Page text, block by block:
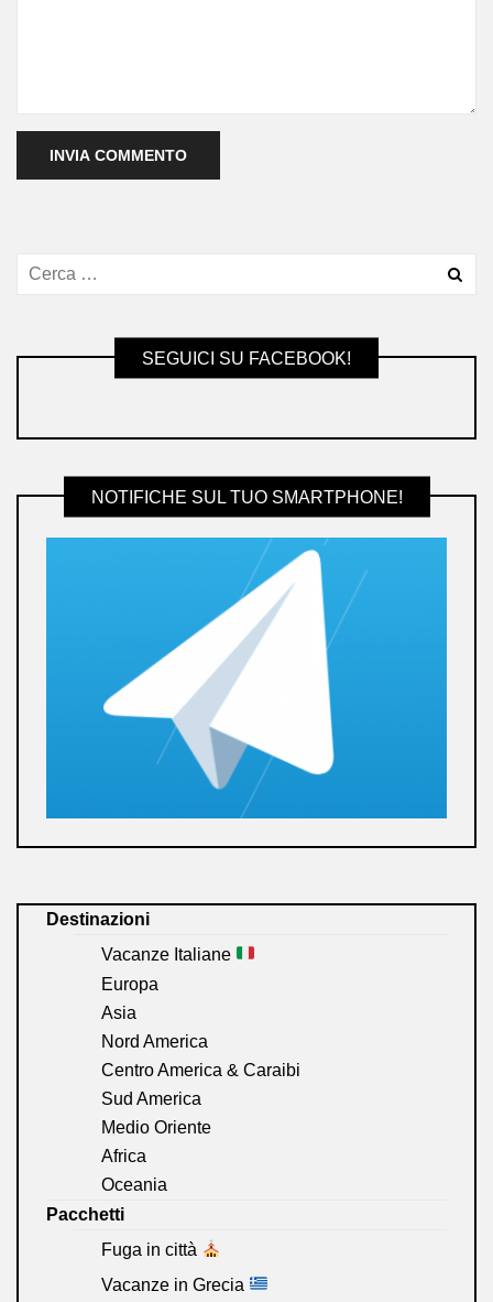
SEGUICI SU FACEBOOK!
NOTIFICHE SUL TUO SMARTPHONE!
Destinazioni
Vacanze Italiane
Europa
Asia
Nord America
Centro America & Caraibi
Sud America
Medio Oriente
Africa
Oceania
Pacchetti
Fuga in città
Vacanze in Grecia